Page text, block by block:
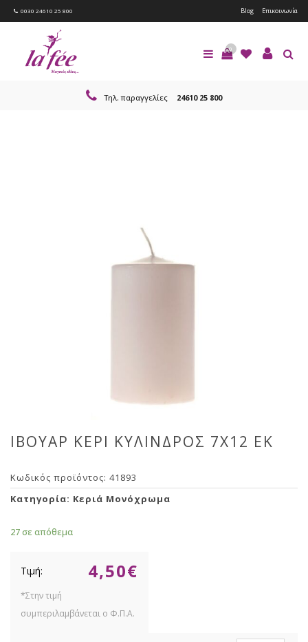
0030 24610 25 800 Blog Επικοινωνία
0
Τηλ. παραγγελίες 24610 25 800
ΙΒΟΥΑΡ ΚΕΡΙ ΚΥΛΙΝΔΡΟΣ 7Χ12 ΕΚ
Κωδικός προϊόντος: 41893
Κατηγορία: Κεριά Μονόχρωμα
27 σε απόθεμα
4,50€